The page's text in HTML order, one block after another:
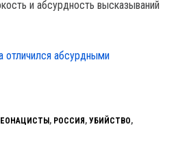
и абсурдность высказываний
отличился абсурдными
, РОССИЯ , УБИЙСТВО,